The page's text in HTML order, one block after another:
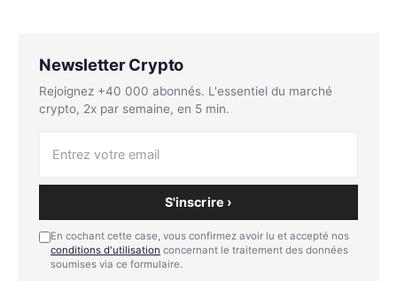
Newsletter Crypto
Rejoignez +40 000 abonnés. L'essentiel du marché
crypto, 2x par semaine, en 5 min.
S'inscrire ›
En cochant cette case, vous confirmez avoir lu et accepté nos
conditions d'utilisation concernant le traitement des données
soumises via ce formulaire.